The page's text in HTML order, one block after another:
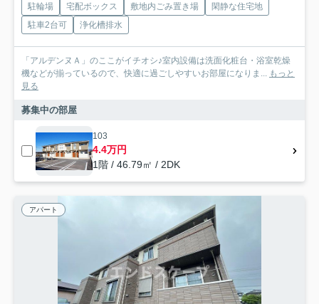
駐輪場 宅配ボックス 敷地内ごみ置き場
閑静な住宅地
駐車2台可
浄化槽排水
「アルデンヌＡ」のここがイチオシ♪室内設備は洗面化粧台・浴室乾燥
機などが揃っているので、快適に過ごしやすいお部屋になりま... もっと
見る
募集中の部屋
103
4.4万円
1階 / 46.79㎡ / 2DK
アパート